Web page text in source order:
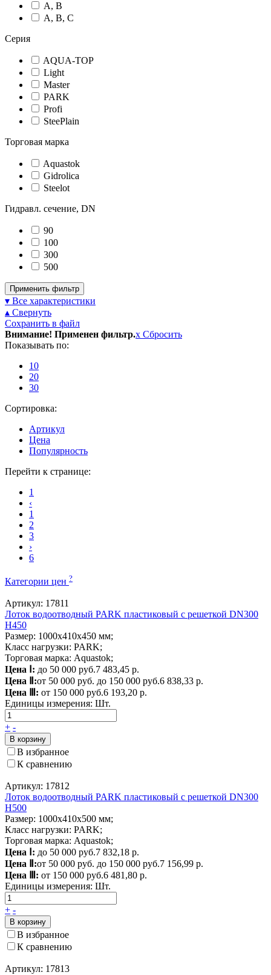
А, В
А, В, С
Серия
AQUA-TOP
Light
Master
PARK
Profi
SteePlain
Торговая марка
Aquastok
Gidrolica
Steelot
Гидравл. сечение, DN
90
100
300
500
Применить фильтр
▾ Все характеристики
▴ Свернуть
Сохранить в файл
Внимание! Применен фильтр.x Сбросить
Показывать по:
10
20
30
Сортировка:
Артикул
Цена
Популярность
Перейти к странице:
1
‹
1
2
3
›
6
Категории цен ?
Артикул: 17811
Лоток водоотводный PARK пластиковый с решеткой DN300
H450
Размер: 1000х410х450 мм;
Класс нагрузки: PARK;
Торговая марка: Aquastok;
Цена Ⅰ: до 50 000 руб.7 483,45 р.
Цена Ⅱ:от 50 000 руб. до 150 000 руб.6 838,33 р.
Цена Ⅲ: от 150 000 руб.6 193,20 р.
Единицы измерения: Шт.
+ -
В корзину
В избранное
К сравнению
Артикул: 17812
Лоток водоотводный PARK пластиковый с решеткой DN300
H500
Размер: 1000х410х500 мм;
Класс нагрузки: PARK;
Торговая марка: Aquastok;
Цена Ⅰ: до 50 000 руб.7 832,18 р.
Цена Ⅱ:от 50 000 руб. до 150 000 руб.7 156,99 р.
Цена Ⅲ: от 150 000 руб.6 481,80 р.
Единицы измерения: Шт.
+ -
В корзину
В избранное
К сравнению
Артикул: 17813